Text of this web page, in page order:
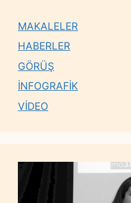
MAKALELER
HABERLER
GÖRÜŞ
İNFOGRAFİK
VİDEO